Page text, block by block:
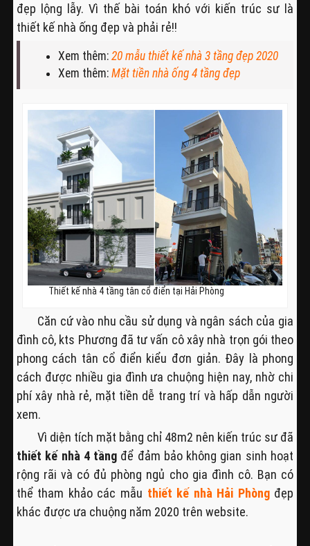
đẹp lộng lẫy. Vì thế bài toán khó với kiến trúc sư là
thiết kế nhà ống đẹp và phải rẻ!!
Xem thêm: 20 mẫu thiết kế nhà 3 tầng đẹp 2020
Xem thêm: Mặt tiền nhà ống 4 tầng đẹp
Thiết kế nhà 4 tầng tân cổ điển tại Hải Phòng
Căn cứ vào nhu cầu sử dụng và ngân sách của gia
đình cô, kts Phương đã tư vấn cô xây nhà trọn gói theo
phong cách tân cổ điển kiểu đơn giản. Đây là phong
cách được nhiều gia đình ưa chuộng hiện nay, nhờ chi
phí xây nhà rẻ, mặt tiền dễ trang trí và hấp dẫn người
xem.
Vì diện tích mặt bằng chỉ 48m2 nên kiến trúc sư đã
thiết kế nhà 4 tầng để đảm bảo không gian sinh hoạt
rộng rãi và có đủ phòng ngủ cho gia đình cô. Bạn có
thể tham khảo các mẫu thiết kế nhà Hải Phòngđẹp
khác được ưa chuộng năm 2020 trên website.